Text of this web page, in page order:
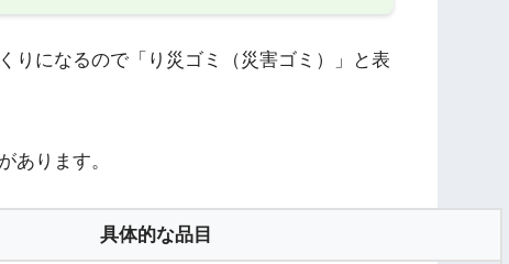
りになるので「り災ゴミ（災害ゴミ）」と表
あります。
具体的な品目